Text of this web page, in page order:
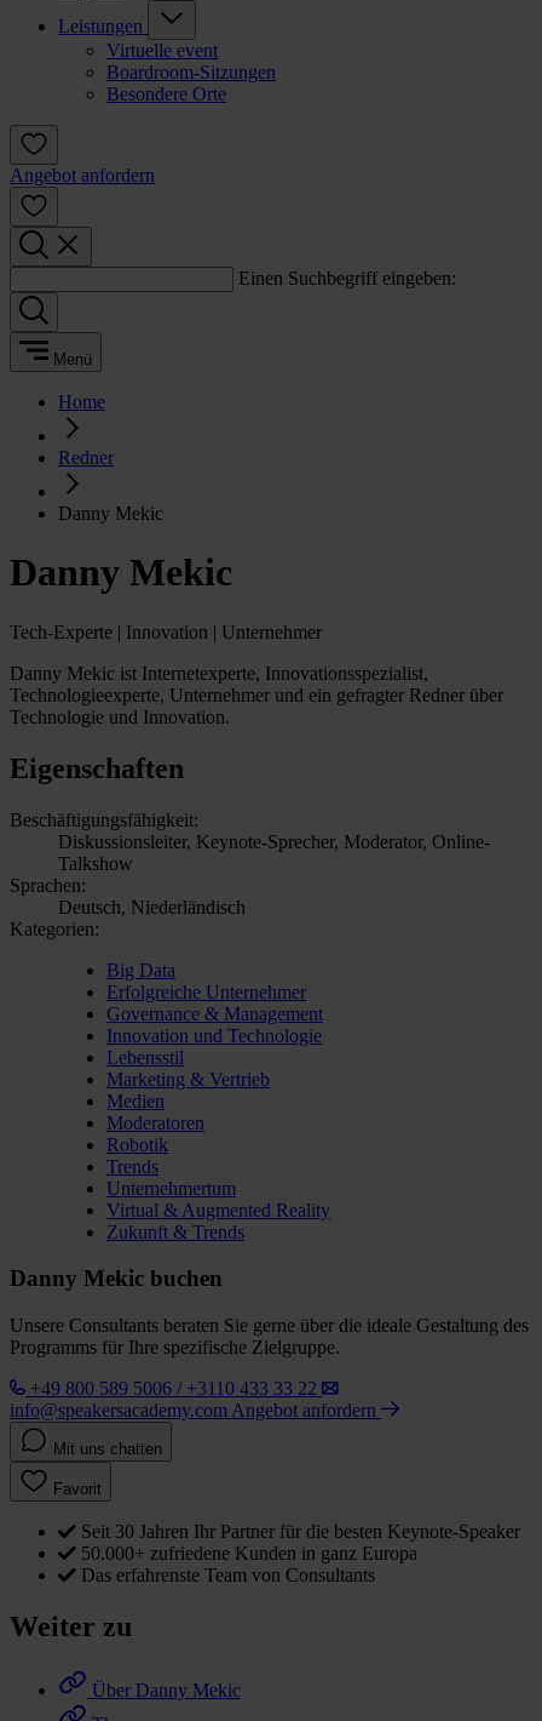
Leistungen
Virtuelle event
Boardroom-Sitzungen
Besondere Orte
Angebot anfordern
Einen Suchbegriff eingeben:
Menü
Home
Redner
Danny Mekic
Danny Mekic
Tech-Experte | Innovation | Unternehmer
Danny Mekic ist Internetexperte, Innovationsspezialist,
Technologieexperte, Unternehmer und ein gefragter Redner über
Technologie und Innovation.
Eigenschaften
Beschäftigungsfähigkeit:
Diskussionsleiter, Keynote-Sprecher, Moderator, Online-
Talkshow
Sprachen:
Deutsch, Niederländisch
Kategorien:
Big Data
Erfolgreiche Unternehmer
Governance & Management
Innovation und Technologie
Lebensstil
Marketing & Vertrieb
Medien
Moderatoren
Robotik
Trends
Unternehmertum
Virtual & Augmented Reality
Zukunft & Trends
Danny Mekic buchen
Unsere Consultants beraten Sie gerne über die ideale Gestaltung des
Programms für Ihre spezifische Zielgruppe.
+49 800 589 5006 / +3110 433 33 22
info@speakersacademy.com Angebot anfordern
Mit uns chatten
Favorit
Seit 30 Jahren Ihr Partner für die besten Keynote-Speaker
50.000+ zufriedene Kunden in ganz Europa
Das erfahrenste Team von Consultants
Weiter zu
Über Danny Mekic